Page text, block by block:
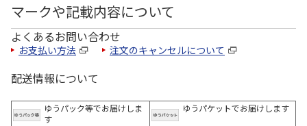
マークや記載内容について
よくあるお問い合わせ
お支払い方法 注文のキャンセルについて
配送情報について
ゆうパック等でお届けしま
す
ゆうパケットでお届けします